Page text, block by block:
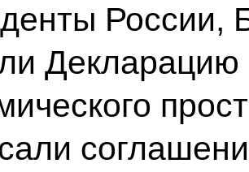
России,